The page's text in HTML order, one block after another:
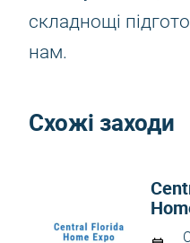
складнощі
нам.
Схожі заходи